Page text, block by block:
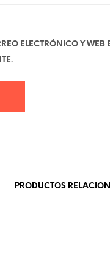
ELECTRÓNICO Y WEB
PRODUCTOS